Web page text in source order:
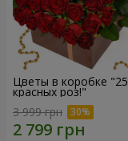
Цветы в коробке "25
красных роз!"
3 999 грн